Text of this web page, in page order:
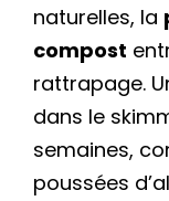
naturelles, la
compost
rattrapage.
dans le
semaines,
poussées